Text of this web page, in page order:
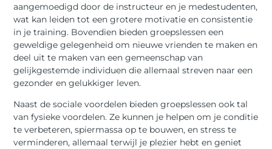
aangemoedigd door de instructeur en je medestudenten,
wat kan leiden tot een grotere motivatie en consistentie
in je training. Bovendien bieden groepslessen een
geweldige gelegenheid om nieuwe vrienden te maken en
deel uit te maken van een gemeenschap van
gelijkgestemde individuen die allemaal streven naar een
gezonder en gelukkiger leven.
Naast de sociale voordelen bieden groepslessen ook tal
van fysieke voordelen. Ze kunnen je helpen om je conditie
te verbeteren, spiermassa op te bouwen, en stress te
verminderen, allemaal terwijl je plezier hebt en geniet